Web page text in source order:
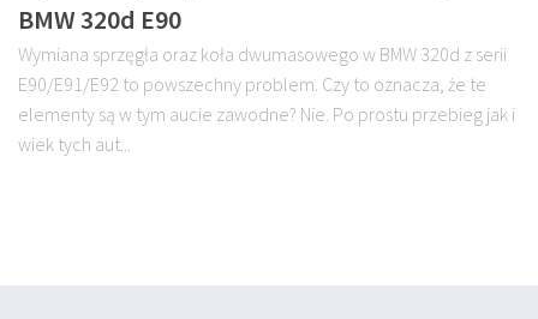
BMW 320d E90
Wymiana sprzęgła oraz koła dwumasowego w BMW 320d z serii
E90/E91/E92 to powszechny problem. Czy to oznacza, że te
elementy są w tym aucie zawodne? Nie. Po prostu przebieg jak i
wiek tych aut...